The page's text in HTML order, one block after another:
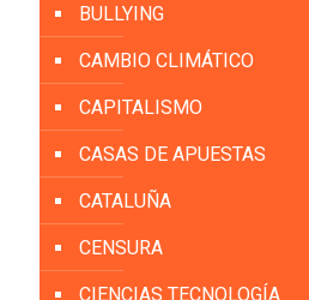
BULLYING
CAMBIO CLIMÁTICO
CAPITALISMO
CASAS DE APUESTAS
CATALUÑA
CENSURA
CIENCIAS TECNOLOGÍA